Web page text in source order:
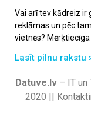
Vai arī tev kādreiz ir
reklāmas un pēc
vietnēs?
Lasīt pilnu rakstu
Datuve.lv– IT un
2020 ||